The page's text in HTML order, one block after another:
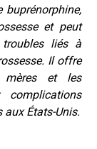
buprénorphine,
et peut
liés à
Il offre
mères et les
États-Unis.